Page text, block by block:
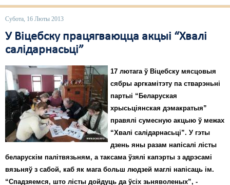
Субота, 16 Люты 2013
У Віцебску працягваюцца акцыі “Хвалі
салідарнасьці”
17 лютага ў Віцебску мясцовыя
сябры аргкамітэту па стварэньні
партыі “Беларуская
хрысьціянская дэмакратыя”
правялі сумесную акцыю ў межах
“Хвалі салідарнасьці”. У гэты
дзень яны разам напісалі лісты
беларускім палітвязьням, а таксама ўзялі капэрты з адрэсамі
вязьняў з сабой, каб як мага больш людзей маглі напісаць ім.
“Спадзяемся, што лісты дойдуць да ўсіх зьняволеных”, -